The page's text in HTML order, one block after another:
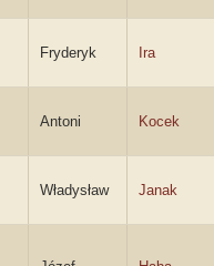
Fryderyk Ira
Antoni Kocek
Władysław Janak